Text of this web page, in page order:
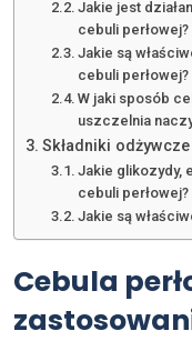
Jakie jest
cebuli perłowej?
Jakie są
cebuli perłowej?
W jaki sposób
uszczelnia
Składniki
Jakie glikozydy,
cebuli perłowej?
Jakie są
Cebula